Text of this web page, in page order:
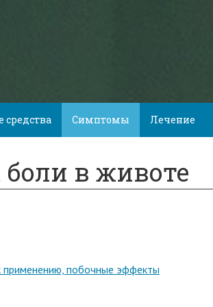
Симптомы Лечение
в животе
применению, побочные эффекты